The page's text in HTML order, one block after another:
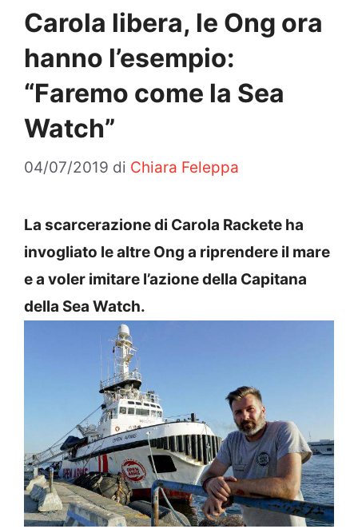
Carola libera, le Ong ora
hanno l’esempio:
“Faremo come la Sea
Watch”
04/07/2019 di Chiara Feleppa
La scarcerazione di Carola Rackete ha
invogliato le altre Ong a riprendere il mare
e a voler imitare l’azione della Capitana
della Sea Watch.